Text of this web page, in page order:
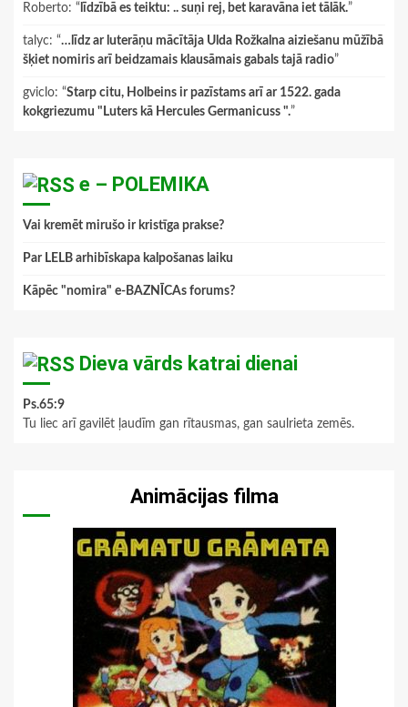
Roberto: “ līdzībā es teiktu: .. suņi rej, bet karavāna iet tālāk.”
talyc: “…līdz ar luterāņu mācītāja Ulda Rožkalna aiziešanu mūžībā
šķiet nomiris arī beidzamais klausāmais gabals tajā radio”
gviclo: “Starp citu, Holbeins ir pazīstams arī ar 1522. gada
kokgriezumu "Luters kā Hercules Germanicuss ".”
e – POLEMIKA
Vai kremēt mirušo ir kristīga prakse?
Par LELB arhibīskapa kalpošanas laiku
Kāpēc "nomira" e-BAZNĪCAs forums?
Dieva vārds katrai dienai
Ps.65:9
Tu liec arī gavilēt ļaudīm gan rītausmas, gan saulrieta zemēs.
Animācijas filma